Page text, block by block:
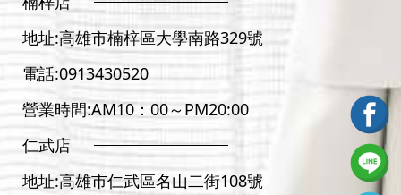
地址:高雄市楠梓區大學南路329號
電話:0913430520
營業時間:AM10：00～PM20:00
仁武店
地址:高雄市仁武區名山二街108號